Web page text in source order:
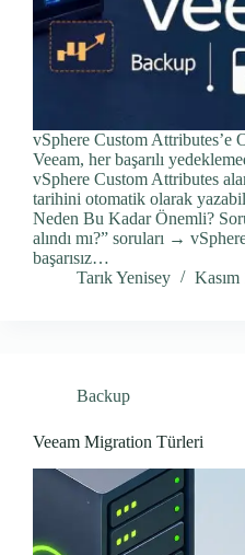
vSphere Custom Attributes’e
Veeam, her başarılı
vSphere Custom Attributes
tarihini otomatik olarak
Neden Bu Kadar Önemli?
alındı mı?” soruları →
başarısız…
Tarık Yenisey
Backup
Veeam Migration Türleri